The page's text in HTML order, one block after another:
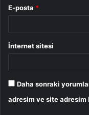
E-posta *
İnternet sitesi
Daha sonraki
adresim ve site adresim